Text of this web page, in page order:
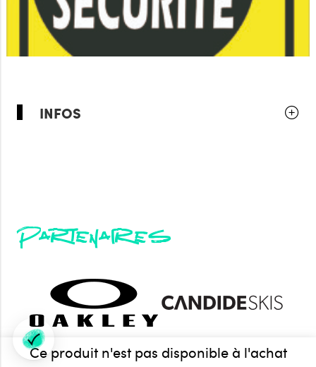
INFOS
Ce produit n'est pas disponible à l'achat
Partenaires